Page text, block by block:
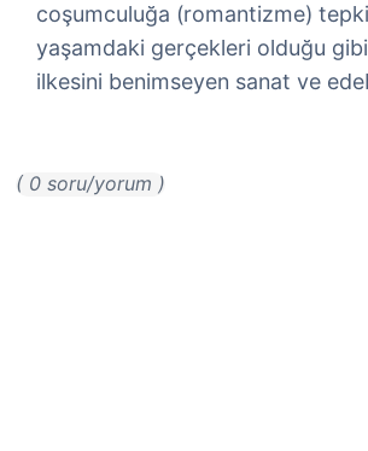
coşumculuğa (romantizme)
yaşamdaki gerçekleri olduğu gibi
ilkesini benimseyen sanat ve
( 0 soru/yorum )